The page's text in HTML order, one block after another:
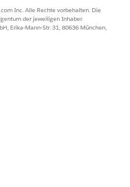
Inc. Alle Rechte vorbehalten. Die
der jeweiligen Inhaber.
Erika-Mann-Str. 31, 80636 München,